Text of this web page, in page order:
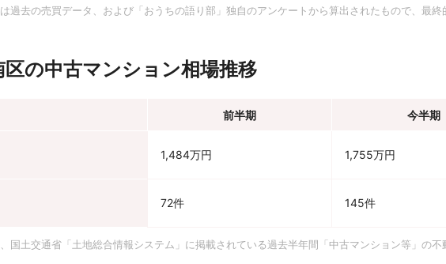
過去の売買データ、および「おうちの語り部」独自のアンケートから算出されたもので、最終
区の中古マンション相場推移
前半期 今半期
1,484万円 1,755万円
72件 145件
国土交通省「土地総合情報システム」に掲載されている過去半年間「中古マンション等」の不